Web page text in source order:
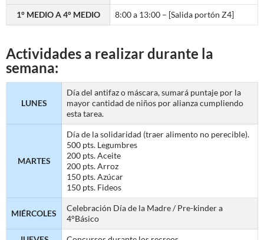
1° MEDIO A 4° MEDIO 8:00 a 13:00 – [Salida portón Z4]
Actividades a realizar durante la
semana:
LUNES
Día del antifaz o máscara, sumará puntaje por la
mayor cantidad de niños por alianza cumpliendo
esta tarea.
MARTES
Día de la solidaridad (traer alimento no perecible).
500 pts. Legumbres
200 pts. Aceite
200 pts. Arroz
150 pts. Azúcar
150 pts. Fideos
MIÉRCOLES
Celebración Día de la Madre / Pre-kinder a
4°Básico